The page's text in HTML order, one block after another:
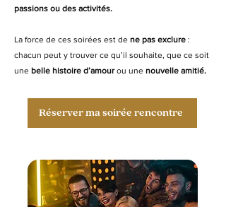
passions ou des activités.
La force de ces soirées est de ne pas exclure :
chacun peut y trouver ce qu’il souhaite, que ce soit
une belle histoire d’amourou une nouvelle amitié.
Réserver ma soirée rencontre